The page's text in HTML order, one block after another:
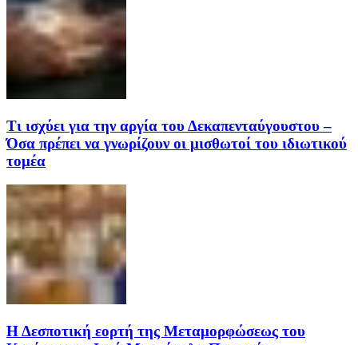
Τι ισχύει για την αργία του Δεκαπενταύγουστου –
Όσα πρέπει να γνωρίζουν οι μισθωτοί του ιδιωτικού
τομέα
Η Δεσποτική εορτή της Μεταμορφώσεως του